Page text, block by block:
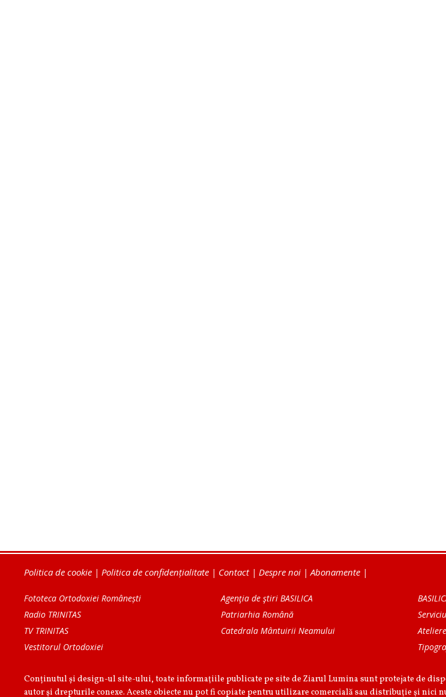
Politica de cookie | Politica de confidențialitate | Contact| Despre noi |Abonamente |
Fototeca Ortodoxiei Românești
Radio TRINITAS
TV TRINITAS
Vestitorul Ortodoxiei
Agenţia de ştiri BASILICA
Patriarhia Română
Catedrala Mântuirii Neamului
Conținutul și design-ul site-ului, toate informaţiile publicate pe site de Ziarul Lumina sunt protejate de
autor şi drepturile conexe. Aceste obiecte nu pot fi copiate pentru utilizare comercială sau distribuţie şi nici